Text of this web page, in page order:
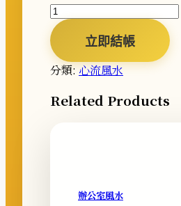
住
宅
坪
數
數
立即結帳
分類:心流風水
Related Products
辦公室風水